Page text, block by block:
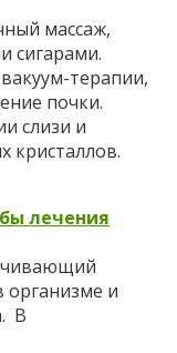
массаж,
сигарами.
терапии,
почки.
слизи и
кристаллов.
лечения
и
В